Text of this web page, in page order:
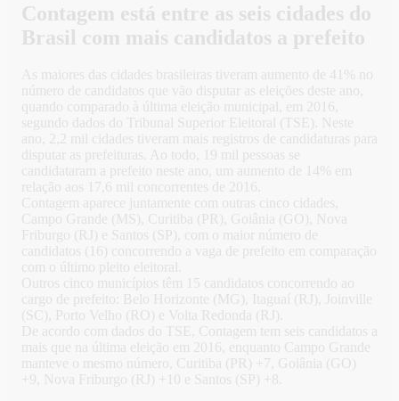
Contagem está entre as seis cidades do
Brasil com mais candidatos a prefeito
As maiores das cidades brasileiras tiveram aumento de 41% no
número de candidatos que vão disputar as eleições deste ano,
quando comparado à última eleição municipal, em 2016,
segundo dados do Tribunal Superior Eleitoral (TSE). Neste
ano, 2,2 mil cidades tiveram mais registros de candidaturas para
disputar as prefeituras. Ao todo, 19 mil pessoas se
candidataram a prefeito neste ano, um aumento de 14% em
relação aos 17,6 mil concorrentes de 2016.
Contagem aparece juntamente com outras cinco cidades,
Campo Grande (MS), Curitiba (PR), Goiânia (GO), Nova
Friburgo (RJ) e Santos (SP), com o maior número de
candidatos (16) concorrendo a vaga de prefeito em comparação
com o último pleito eleitoral.
Outros cinco municípios têm 15 candidatos concorrendo ao
cargo de prefeito: Belo Horizonte (MG), Itaguaí (RJ), Joinville
(SC), Porto Velho (RO) e Volta Redonda (RJ).
De acordo com dados do TSE, Contagem tem seis candidatos a
mais que na última eleição em 2016, enquanto Campo Grande
manteve o mesmo número, Curitiba (PR) +7, Goiânia (GO)
+9, Nova Friburgo (RJ) +10 e Santos (SP) +8.